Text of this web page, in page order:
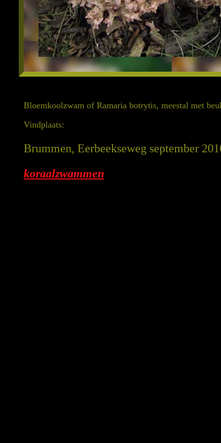
Bloemkoolzwam of Ramaria botrytis, meestal met
Vindplaats:
Brummen, Eerbeekseweg september
koraalzwammen